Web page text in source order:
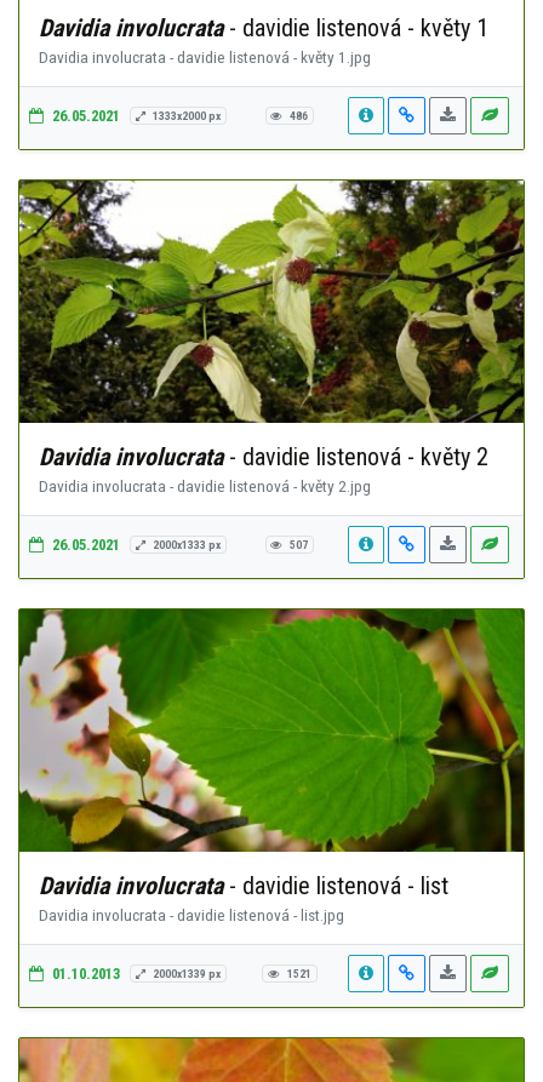
Davidia involucrata- davidie listenová - květy 1
Davidia involucrata - davidie listenová - květy 1.jpg
26.05.2021 1333x2000 px 486
Davidia involucrata- davidie listenová - květy 2
Davidia involucrata - davidie listenová - květy 2.jpg
26.05.2021 2000x1333 px 507
Davidia involucrata- davidie listenová - list
Davidia involucrata - davidie listenová - list.jpg
01.10.2013 2000x1339 px 1521